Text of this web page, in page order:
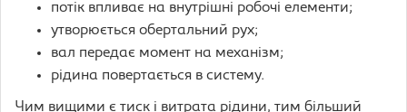
потік впливає на внутрішні робочі елементи;
утворюється обертальний рух;
вал передає момент на механізм;
рідина повертається в систему.
Чим вищими є тиск і витрата рідини, тим більший